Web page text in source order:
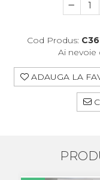
Vodafone
Banda tastatura
Suport MicroUSB
Suruburi
Carcasa Telefon
Cod Produs:
Ai nevoie
ADAUGA LA